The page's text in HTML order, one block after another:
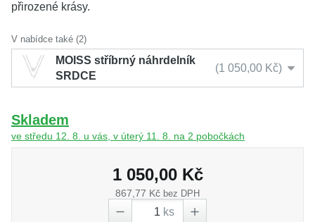
přirozené krásy.
V nabídce také (2)
MOISS stříbrný náhrdelník
SRDCE
1 050,00 Kč
Skladem
ve středu 12. 8. u vás, v úterý 11. 8. na 2 pobočkách
1 050,00 Kč
867,77 Kč bez DPH
ks